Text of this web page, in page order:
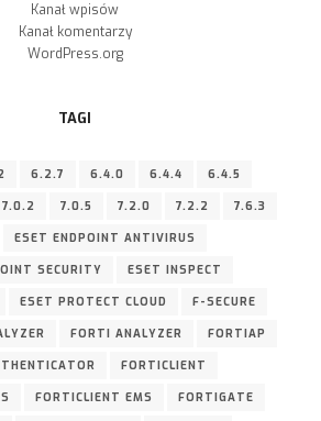
Kanał wpisów
Kanał komentarzy
WordPress.org
TAGI
6.2.7 6.4.0 6.4.4 6.4.5
7.0.2 7.0.5 7.2.0 7.2.2 7.6.3
ESET ENDPOINT ANTIVIRUS
SECURITY ESET INSPECT
ESET PROTECT CLOUD F-SECURE
FORTI ANALYZER FORTIAP
FORTICLIENT
FORTICLIENT EMS FORTIGATE